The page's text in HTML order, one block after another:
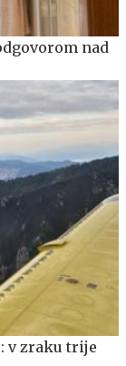
nad
v zraku trije